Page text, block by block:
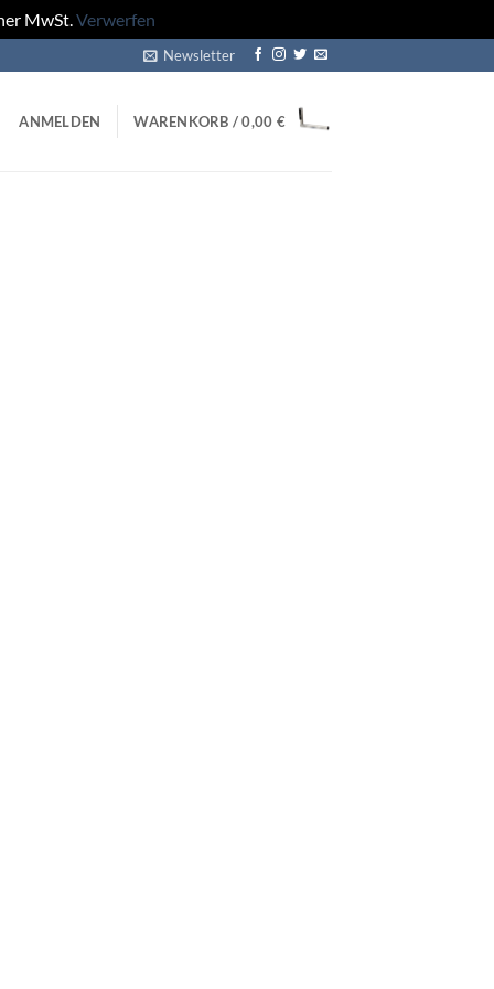
MwSt.Verwerfen
Newsletter
ANMELDEN WARENKORB /0,00 €